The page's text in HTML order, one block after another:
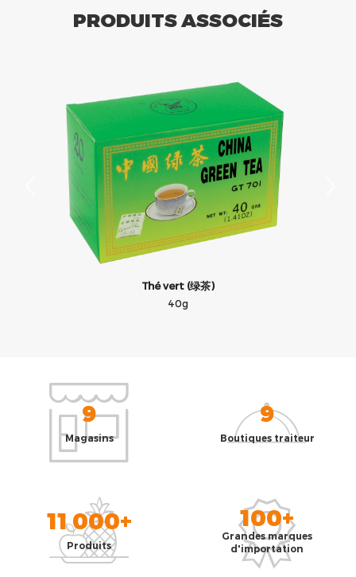
PRODUITS ASSOCIÉS
Thé vert (绿茶)
40g
9
Magasins
9
Boutiques traiteur
11 000+
Produits
100+
Grandes marques
d'importation